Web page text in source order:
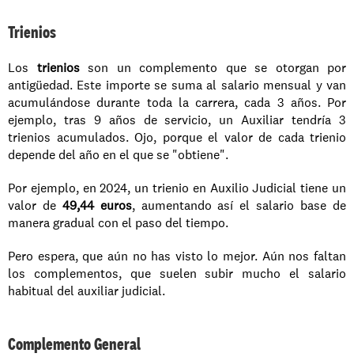
Trienios
Los trienios son un complemento que se otorgan por
antigüedad. Este importe se suma al salario mensual y van
acumulándose durante toda la carrera, cada 3 años. Por
ejemplo, tras 9 años de servicio, un Auxiliar tendría 3
trienios acumulados. Ojo, porque el valor de cada trienio
depende del año en el que se "obtiene".
Por ejemplo, en 2024, un trienio en Auxilio Judicial tiene un
valor de 49,44 euros, aumentando así el salario base de
manera gradual con el paso del tiempo.
Pero espera, que aún no has visto lo mejor. Aún nos faltan
los complementos, que suelen subir mucho el salario
habitual del auxiliar judicial.
Complemento General